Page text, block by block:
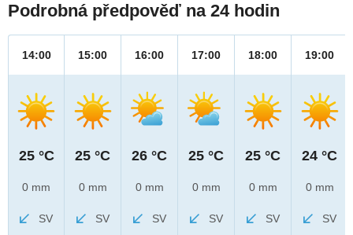
Podrobná předpověď na 24 hodin
14:00
25 °C
0 mm
SV
15:00
25 °C
0 mm
SV
16:00
26 °C
0 mm
SV
17:00
25 °C
0 mm
SV
18:00
25 °C
0 mm
SV
19:00
24 °C
0 mm
SV